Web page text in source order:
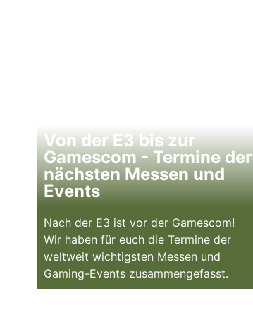
Von der E3 bis zur
Gamescom - Termine der
nächsten Messen und
Events
Nach der E3 ist vor der Gamescom!
Wir haben für euch die Termine der
weltweit wichtigsten Messen und
Gaming-Events zusammengefasst.